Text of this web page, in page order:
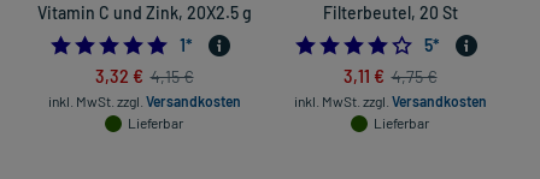
Vitamin C und Zink, 20X2.5 g
5.0
1*
3,32 € 4,15 €
inkl. MwSt. zzgl. Versandkosten
Lieferbar
Filterbeutel, 20 St
3.8
5*
3,11 € 4,75 €
inkl. MwSt. zzgl. Versandkosten
Lieferbar